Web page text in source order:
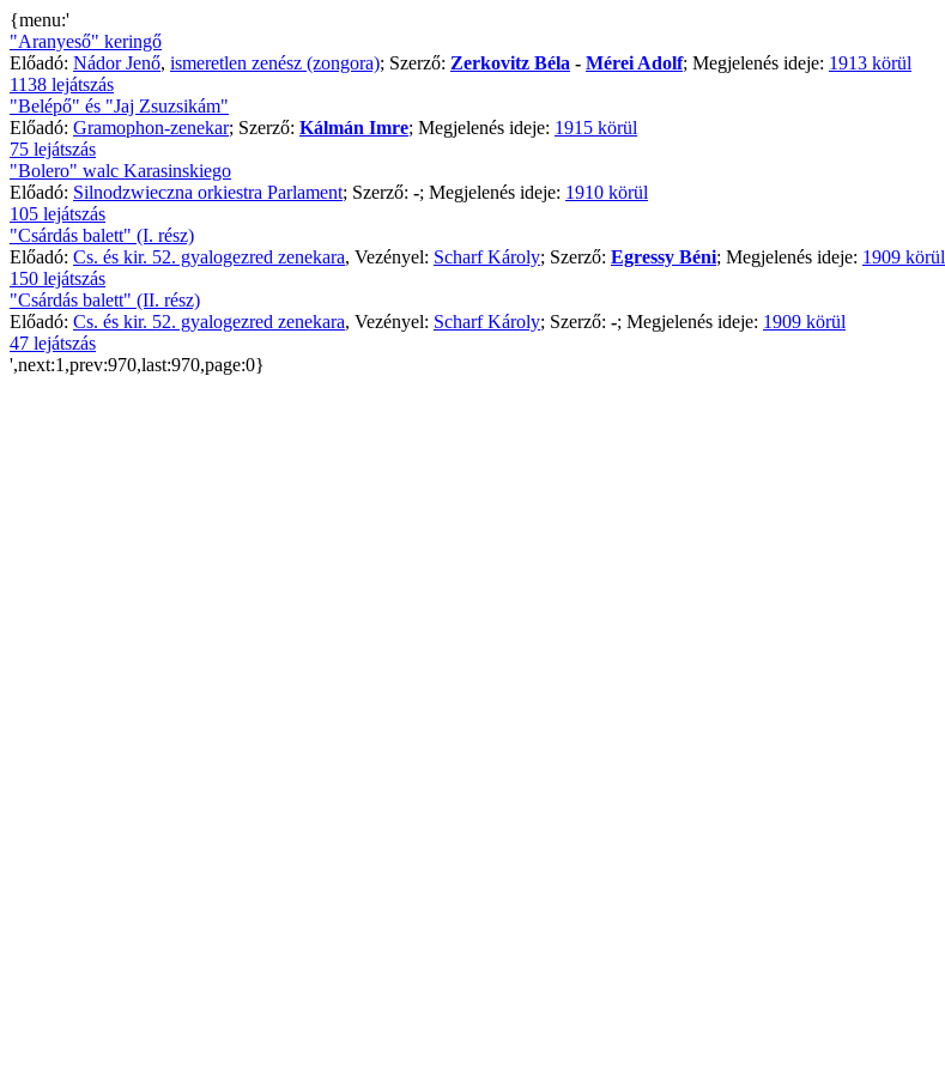
{menu:'
"Aranyeső" keringő
Előadó: Nádor Jenő, ismeretlen zenész (zongora); Szerző: Zerkovitz Béla - Mérei Adolf; Megjelenés ideje: 1913 körül
1138 lejátszás
"Belépő" és "Jaj Zsuzsikám"
Előadó: Gramophon-zenekar; Szerző: Kálmán Imre; Megjelenés ideje: 1915 körül
75 lejátszás
"Bolero" walc Karasinskiego
Előadó: Silnodzwieczna orkiestra Parlament; Szerző: -; Megjelenés ideje: 1910 körül
105 lejátszás
"Csárdás balett" (I. rész)
Előadó: Cs. és kir. 52. gyalogezred zenekara, Vezényel: Scharf Károly; Szerző: Egressy Béni; Megjelenés ideje: 1909 körül
150 lejátszás
"Csárdás balett" (II. rész)
Előadó: Cs. és kir. 52. gyalogezred zenekara, Vezényel: Scharf Károly; Szerző: -; Megjelenés ideje: 1909 körül
47 lejátszás
',next:1,prev:970,last:970,page:0}